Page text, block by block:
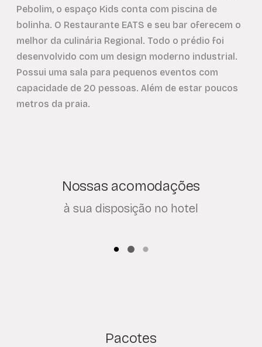
Pebolim, o espaço Kids conta com piscina de
bolinha. O Restaurante EATS e seu bar oferecem o
melhor da culinária Regional. Todo o prédio foi
desenvolvido com um design moderno industrial.
Possui uma sala para pequenos eventos com
capacidade de 20 pessoas. Além de estar poucos
metros da praia.
Nossas acomodações
à sua disposição no hotel
Pacotes